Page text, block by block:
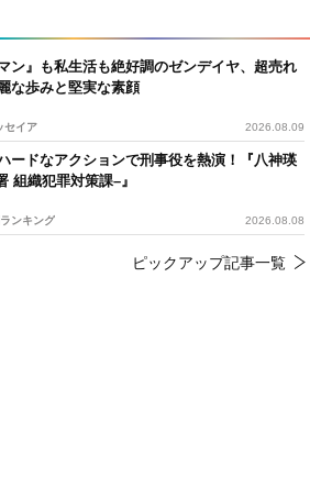
ン』も私生活も絶好調のゼンデイヤ、超売れ
な歩みと堅実な素顔
セイア 2026.08.09
ードなアクションで刑事役を熱演！『八神瑛
組織犯罪対策課–』
ンキング 2026.08.08
ピックアップ記事一覧